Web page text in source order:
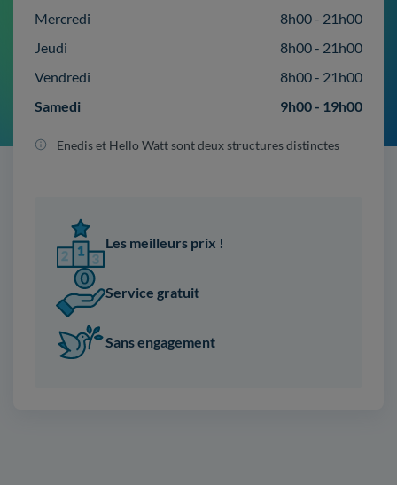
Mercredi
8h00 - 21h00
Jeudi
8h00 - 21h00
Vendredi
8h00 - 21h00
Samedi
9h00 - 19h00
Enedis et Hello Watt sont deux structures distinctes
Les meilleurs prix !
Service gratuit
Sans engagement